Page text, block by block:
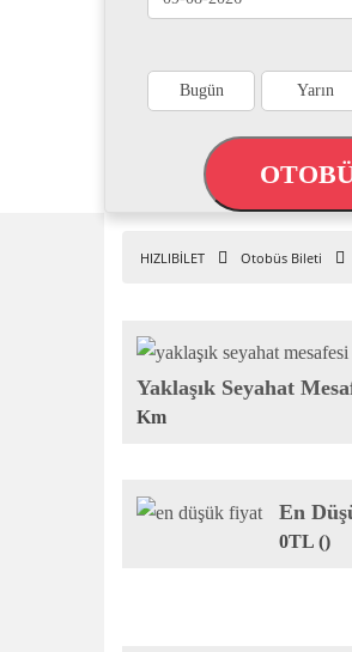
Bugün Yarın
HIZLIBİLET Otobüs Bileti
Yaklaşık Seyahat
Km
En
0TL ()